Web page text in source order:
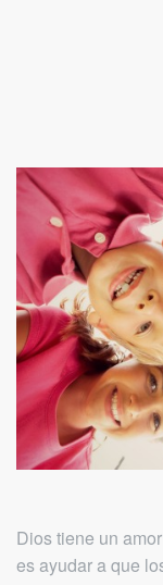
Dios tiene un
es ayudar a que